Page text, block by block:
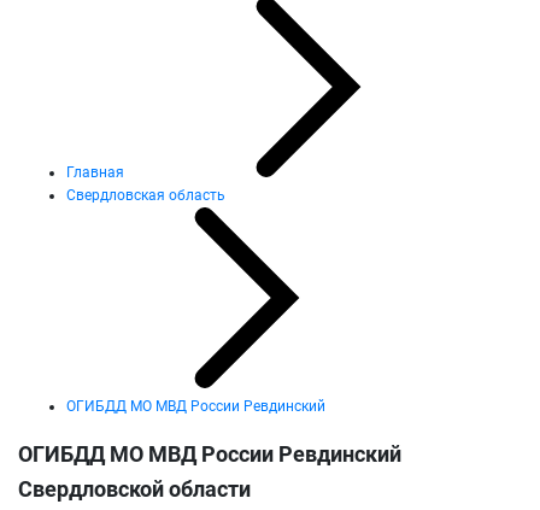
Главная
Свердловская область
ОГИБДД МО МВД России Ревдинский
ОГИБДД МО МВД России Ревдинский
Свердловской области